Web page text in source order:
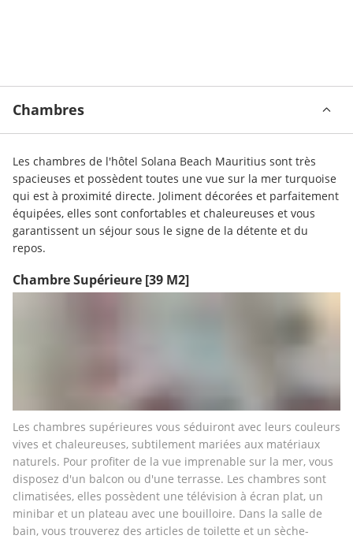
Chambres
Les chambres de l'hôtel Solana Beach Mauritius sont très
spacieuses et possèdent toutes une vue sur la mer turquoise
qui est à proximité directe. Joliment décorées et parfaitement
équipées, elles sont confortables et chaleureuses et vous
garantissent un séjour sous le signe de la détente et du
repos.
Chambre Supérieure [39 M2]
Les chambres supérieures vous séduiront avec leurs couleurs
vives et chaleureuses, subtilement mariées aux matériaux
naturels. Pour profiter de la vue imprenable sur la mer, vous
disposez d'un balcon ou d'une terrasse. Les chambres sont
climatisées, elles possèdent une télévision à écran plat, un
minibar et un plateau avec une bouilloire. Dans la salle de
bain, vous trouverez des articles de toilette et un sèche-